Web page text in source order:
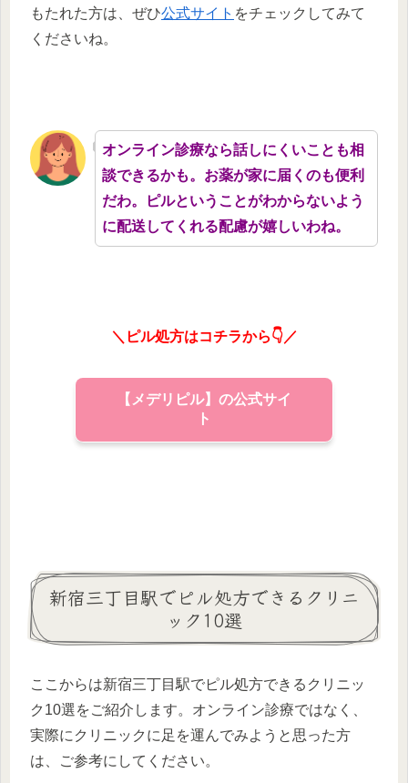
もたれた方は、ぜひ公式サイト をチェックしてみて
くださいね。
オンライン診療なら話しにくいことも相
談できるかも。お薬が家に届くのも便利
だわ。ピルということがわからないよう
に配送してくれる配慮が嬉しいわね。
＼ピル処方はコチラから👇／
【メデリピル】の公式サイ
ト
新宿三丁目駅でピル処方できるクリニ
ック10選
ここからは新宿三丁目駅でピル処方できるクリニッ
ク10選をご紹介します。オンライン診療ではなく、
実際にクリニックに足を運んでみようと思った方
は、ご参考にしてください。